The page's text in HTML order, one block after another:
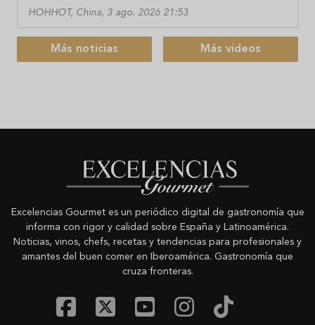
HOHHOT, China, 3 ago. 2026 21:53
Más noticias Más videos
Excelencias Gourmet es un periódico digital de gastronomía que
informa con rigor y calidad sobre España y Latinoamérica.
Noticias, vinos, chefs, recetas y tendencias para profesionales y
amantes del buen comer en Iberoamérica. Gastronomía que
cruza fronteras.